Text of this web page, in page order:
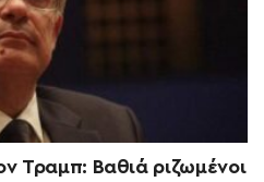
Τραμπ: Βαθιά ριζωμένοι